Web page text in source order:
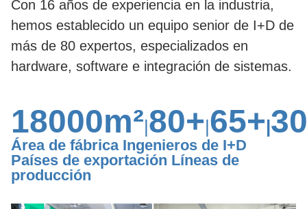
Con 16 años de experiencia en la industria,
hemos establecido un equipo senior de I+D de
más de 80 expertos, especializados en
hardware, software e integración de sistemas.
18000m²|80+|65+|
Área de fábrica Ingenieros de I+D
Países de exportación Líneas de
producción